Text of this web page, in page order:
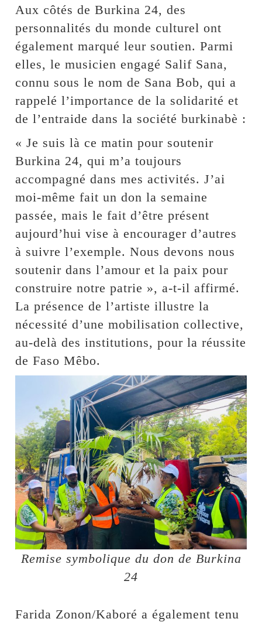
Aux côtés de Burkina 24, des
personnalités du monde culturel ont
également marqué leur soutien. Parmi
elles, le musicien engagé Salif Sana,
connu sous le nom de Sana Bob, qui a
rappelé l’importance de la solidarité et
de l’entraide dans la société burkinabè :
« Je suis là ce matin pour soutenir
Burkina 24, qui m’a toujours
accompagné dans mes activités. J’ai
moi-même fait un don la semaine
passée, mais le fait d’être présent
aujourd’hui vise à encourager d’autres
à suivre l’exemple. Nous devons nous
soutenir dans l’amour et la paix pour
construire notre patrie », a-t-il affirmé.
La présence de l’artiste illustre la
nécessité d’une mobilisation collective,
au-delà des institutions, pour la réussite
de Faso Mêbo.
Remise symbolique du don de Burkina
24
Farida Zonon/Kaboré a également tenu